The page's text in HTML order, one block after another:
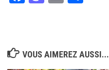
VOUS AIMEREZ AUSSI...